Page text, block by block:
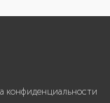
конфиденциальности